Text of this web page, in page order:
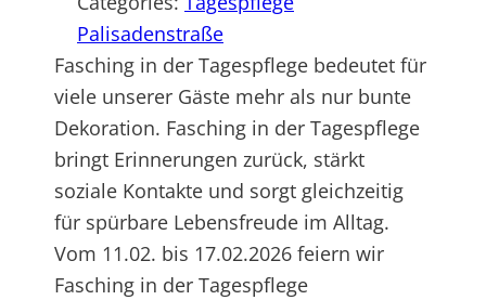
Palisadenstraße
Fasching in der Tagespflege bedeutet für
viele unserer Gäste mehr als nur bunte
Dekoration. Fasching in der Tagespflege
bringt Erinnerungen zurück, stärkt
soziale Kontakte und sorgt gleichzeitig
für spürbare Lebensfreude im Alltag.
Vom 11.02. bis 17.02.2026 feiern wir
Fasching in der Tagespflege